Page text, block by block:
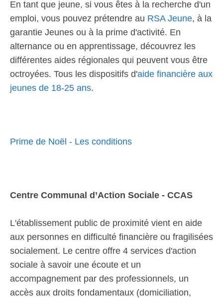
En tant que jeune, si vous êtes à la recherche d'un
emploi, vous pouvez prétendre au RSA Jeune, à la
garantie Jeunes ou à la prime d'activité. En
alternance ou en apprentissage, découvrez les
différentes aides régionales qui peuvent vous être
octroyées. Tous les dispositifs d'aide financière aux
jeunes de 18-25 ans.
Prime de Noël - Les conditions
Centre Communal d’Action Sociale - CCAS
L'établissement public de proximité vient en aide
aux personnes en difficulté financière ou fragilisées
socialement. Le centre offre 4 services d'action
sociale à savoir une écoute et un
accompagnement par des professionnels, un
accès aux droits fondamentaux (domiciliation,